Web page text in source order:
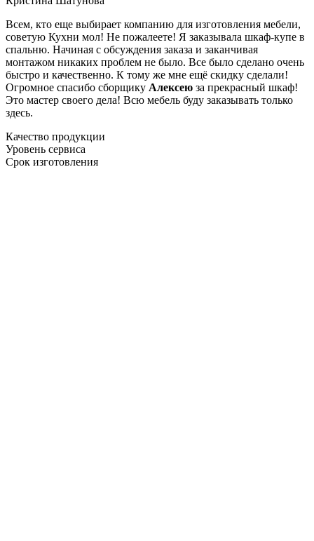
Всем, кто еще выбирает компанию для изготовления мебели,
советую Кухни мол! Не пожалеете! Я заказывала шкаф-купе в
спальню. Начиная с обсуждения заказа и заканчивая
монтажом никаких проблем не было. Все было сделано очень
быстро и качественно. К тому же мне ещё скидку сделали!
Огромное спасибо сборщику Алексею за прекрасный шкаф!
Это мастер своего дела! Всю мебель буду заказывать только
здесь.
Качество продукции
Уровень сервиса
Срок изготовления